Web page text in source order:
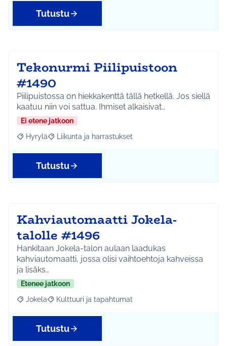
Tutustu
Tekonurmi Piilipuistoon
#1490
Piilipuistossa on hiekkakenttä tällä hetkellä. Jos siellä
kaatuu niin voi sattua. Ihmiset alkaisivat…
Ei etene jatkoon
Rajaa tulokset aihepiirin mukaan: Hyrylä
Hyrylä Rajaa tulokset teeman mukaan: Liikunta ja
Liikunta ja harrastukset
Tutustu
Kahviautomaatti Jokela-
talolle #1496
Hankitaan Jokela-talon aulaan laadukas
kahviautomaatti, jossa olisi vaihtoehtoja kahveissa
ja lisäks…
Etenee jatkoon
Rajaa tulokset aihepiirin mukaan: Jokela
Jokela Rajaa tulokset teeman mukaan: Kulttuuri ja
Kulttuuri ja tapahtumat
Tutustu